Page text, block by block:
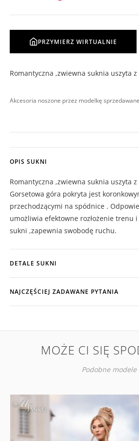
PRZYMIERZ WIRTUALNIE
Romantyczna ,zwiewna suknia uszyta
Akcesoria noszone przez modelkę
OPIS SUKNI
Romantyczna ,zwiewna suknia uszyta
Gorsetowa góra pokryta jest
przechodzącymi na spódnice .
umożliwia efektowne rozłożenie trenu
sukni ,zapewnia swobodę ruchu.
DETALE SUKNI
NAJCZĘŚCIEJ ZADAWANE PYTANIA
MOŻE CI SIĘ
Podobne modele